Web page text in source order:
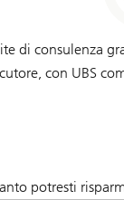
di consulenza
con UBS
potresti